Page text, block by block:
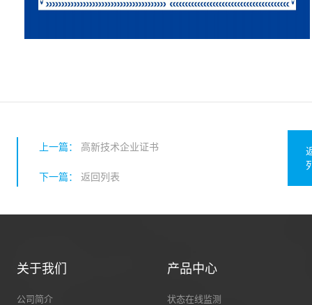
上一篇： 高新技术企业证书
下一篇： 返回列表
关于我们
公司简介
产品中心
状态在线监测